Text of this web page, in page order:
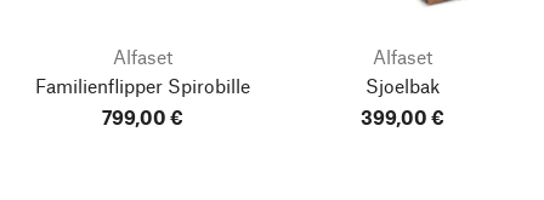
Alfaset
Familienflipper Spirobille
799,00 €
Alfaset
Sjoelbak
399,00 €